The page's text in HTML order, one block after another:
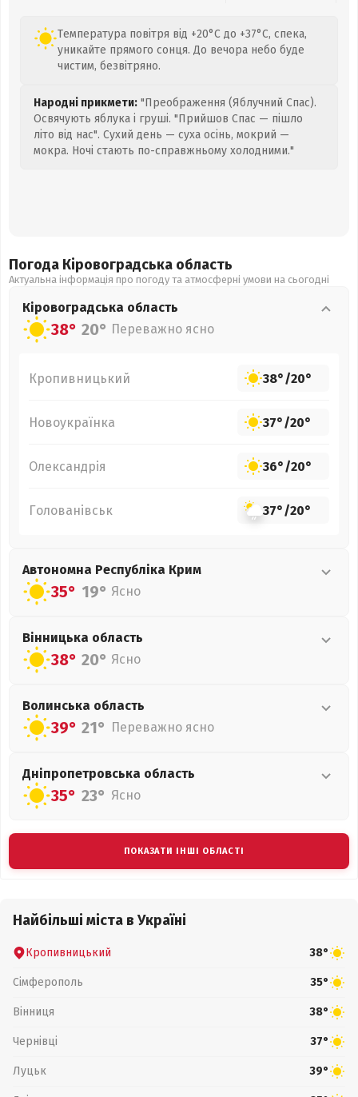
Температура повітря від +20°C до +37°C, спека,
уникайте прямого сонця. До вечора небо буде
чистим, безвітряно.
Народні прикмети: "Преображення (Яблучний Спас).
Освячують яблука і груші. "Прийшов Спас — пішло
літо від нас". Сухий день — суха осінь, мокрий —
мокра. Ночі стають по-справжньому холодними."
Погода Кіровоградська область
Актуальна інформація про погоду та атмосферні умови на сьогодні
Кіровоградська область
38° 20° Переважно ясно
Кропивницький 38°/20°
Новоукраїнка 37°/20°
Олександрія 36°/20°
Голованівськ 37°/20°
Автономна Республіка Крим
35° 19° Ясно
Вінницька область
38° 20° Ясно
Волинська область
39° 21° Переважно ясно
Дніпропетровська область
35° 23° Ясно
ПОКАЗАТИ ІНШІ ОБЛАСТІ
Найбільші міста в Україні
Кропивницький 38°
Сімферополь 35°
Вінниця 38°
Чернівці 37°
Луцьк 39°